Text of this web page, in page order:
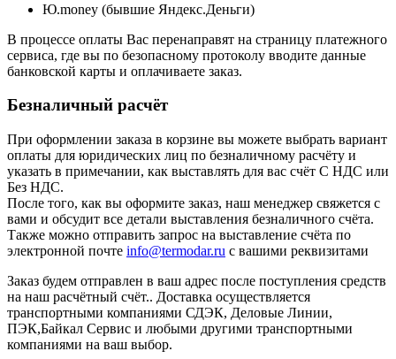
Ю.money (бывшие Яндекс.Деньги)
В процессе оплаты Вас перенаправят на страницу платежного
сервиса, где вы по безопасному протоколу вводите данные
банковской карты и оплачиваете заказ.
Безналичный расчёт
При оформлении заказа в корзине вы можете выбрать вариант
оплаты для юридических лиц по безналичному расчёту и
указать в примечании, как выставлять для вас счёт С НДС или
Без НДС.
После того, как вы оформите заказ, наш менеджер свяжется с
вами и обсудит все детали выставления безналичного счёта.
Также можно отправить запрос на выставление счёта по
электронной почте info@termodar.ru с вашими реквизитами
Заказ будем отправлен в ваш адрес после поступления средств
на наш расчётный счёт.. Доставка осуществляется
транспортными компаниями СДЭК, Деловые Линии,
ПЭК,Байкал Сервис и любыми другими транспортными
компаниями на ваш выбор.